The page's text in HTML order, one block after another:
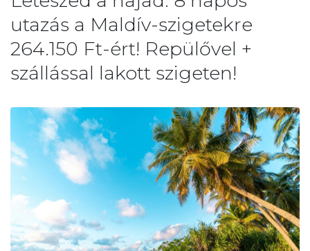
utazás a Maldív-szigetekre
264.150 Ft-ért! Repülővel +
szállással lakott szigeten!